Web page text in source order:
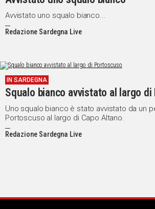
Avvistato uno squalo bianco...
Redazione Sardegna Live
IN SARDEGNA
Squalo bianco avvistato al largo
Uno squalo bianco è stato avvistato da un
Portoscuso al largo di Capo Altano.
Redazione Sardegna Live